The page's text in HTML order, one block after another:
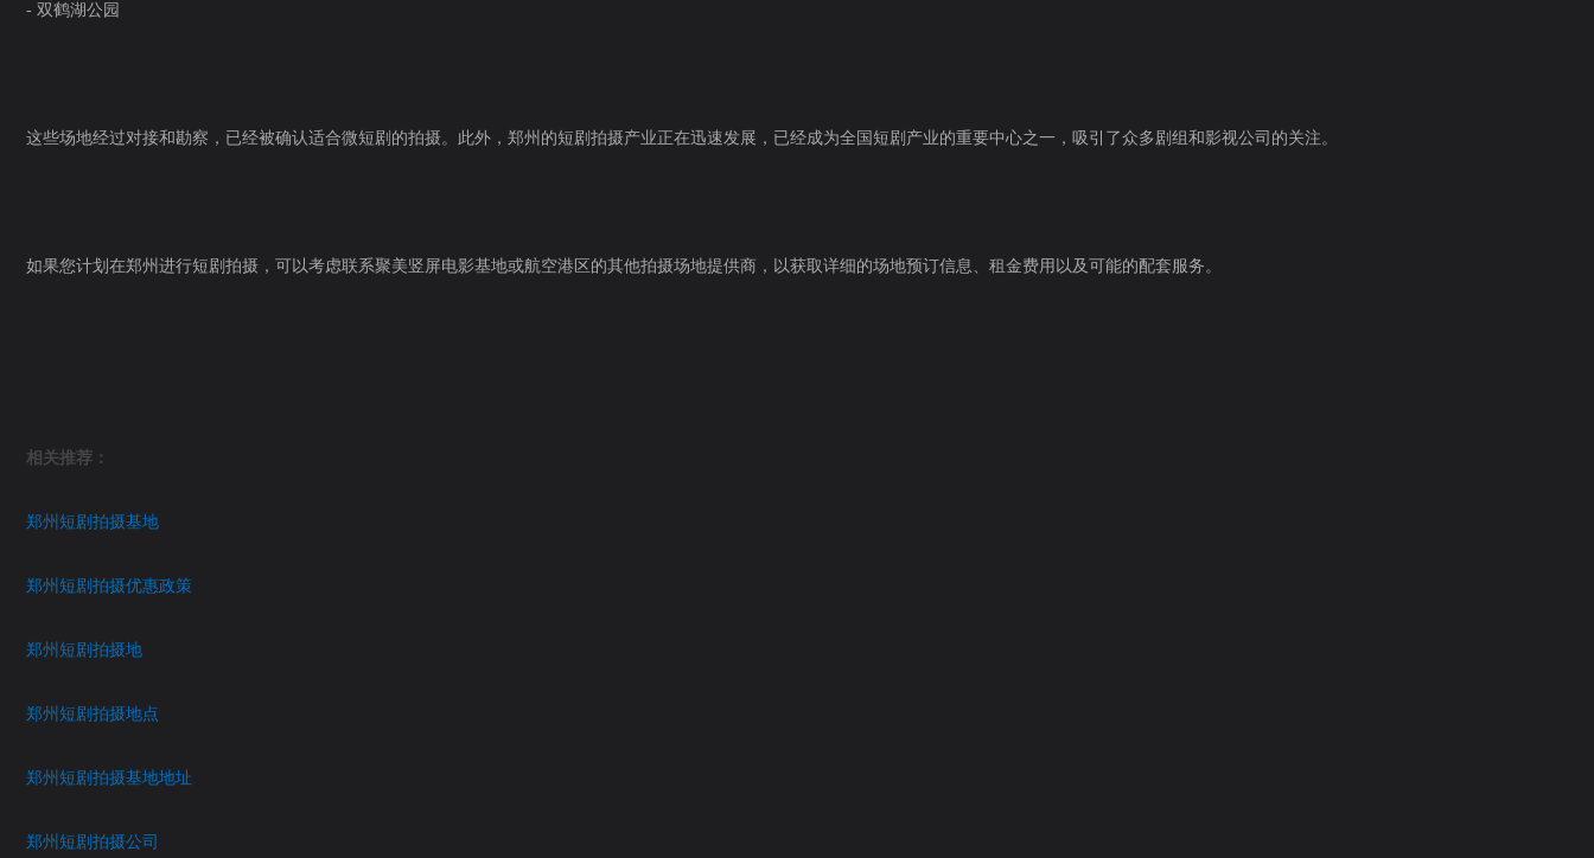
- 双鹤湖公园
这些场地经过对接和勘察，已经被确认适合微短剧的拍摄。此外，郑州的短剧拍摄产业正在迅速发展，已经成为全国短剧产业的重要中心之一，吸引了众多剧组和影视公司的关注。
如果您计划在郑州进行短剧拍摄，可以考虑联系聚美竖屏电影基地或航空港区的其他拍摄场地提供商，以获取详细的场地预订信息、租金费用以及可能的配套服务。
相关推荐：
郑州短剧拍摄基地
郑州短剧拍摄优惠政策
郑州短剧拍摄地
郑州短剧拍摄地点
郑州短剧拍摄基地地址
郑州短剧拍摄公司